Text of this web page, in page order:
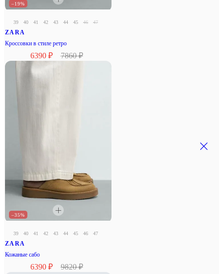
–19%
39 40 41 42 43 44 45 46 47
ZARA
Кроссовки в стиле ретро
6390 ₽ 7860 ₽
–35%
39 40 41 42 43 44 45 46 47
ZARA
Кожаные сабо
6390 ₽ 9820 ₽